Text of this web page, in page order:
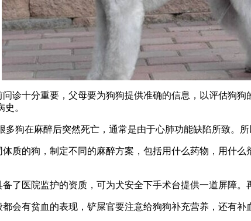
诊十分重要，父母要为狗狗提供准确的信息，以评估狗
。
狗在麻醉后突然死亡，通常是由于心肺功能缺陷所致。
质的狗，制定不同的麻醉方案，包括用什么药物，用什
了医院监护的资质，可为犬安全下手术台提供一道屏障
会有贫血的表现，铲屎官要注意给狗狗补充营养，还有